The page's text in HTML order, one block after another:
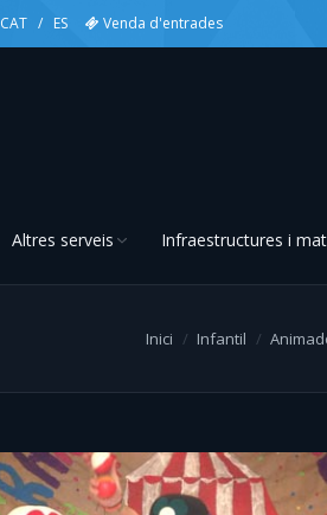
CAT / ES Venda d'entrades
Altres serveis Infraestructures i
Inici Infantil